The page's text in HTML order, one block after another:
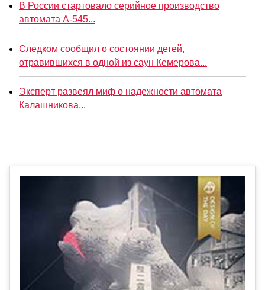
В России стартовало серийное производство
автомата А-545...
Следком сообщил о состоянии детей,
отравившихся в одной из саун Кемерова...
Эксперт развеял миф о надежности автомата
Калашникова...